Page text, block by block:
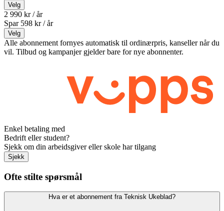
Velg
2 990 kr / år
Spar 598 kr /år
Velg
Alle abonnement fornyes automatisk til ordinærpris, kanseller når du
vil. Tilbud og kampanjer gjelder bare for nye abonnenter.
Enkel betaling med
Bedrift eller student?
Sjekk om din arbeidsgiver eller skole har tilgang
Sjekk
Ofte stilte spørsmål
Hva er et abonnement fra Teknisk Ukeblad?